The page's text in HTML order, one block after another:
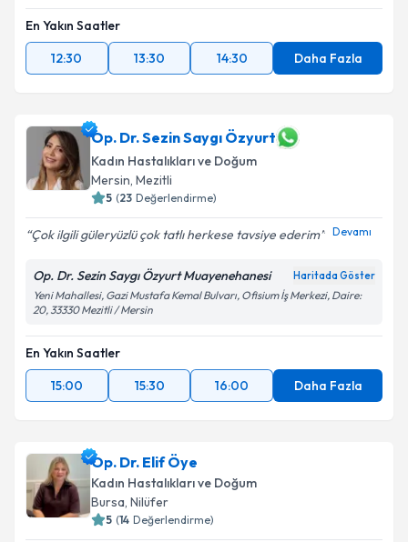
En Yakın Saatler
12:30
13:30 14:30 Daha Fazla
Op. Dr. Sezin Saygı Özyurt
Kadın Hastalıkları ve Doğum
Mersin, Mezitli
( Değerlendirme)
Çok ilgili güleryüzlü çok tatlı herkese tavsiye ederim
Op. Dr. Sezin Saygı Özyurt Muayenehanesi
Yeni Mahallesi, Gazi Mustafa Kemal Bulvarı, Ofisium İş Merkezi, Daire:
20, 33330 Mezitli / Mersin
En Yakın Saatler
15:00
15:30 16:00 Daha Fazla
Op. Dr. Elif Öye
Kadın Hastalıkları ve Doğum
Bursa,Nilüfer
( Değerlendirme)